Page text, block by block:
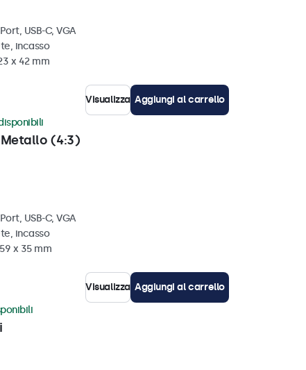
USB-C, VGA
incasso
x 42 mm
Visualizza Aggiungi al carrello
(4:3)
USB-C, VGA
incasso
x 35 mm
Visualizza Aggiungi al carrello